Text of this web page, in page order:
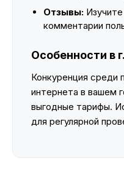
Отзывы:
комментарии
Особенности в
Конкуренция среди
интернета в вашем
выгодные тарифы.
для регулярной